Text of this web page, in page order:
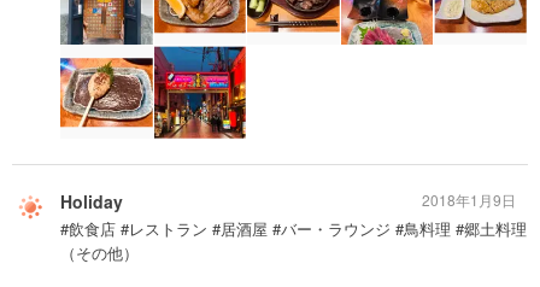
Holiday
#飲食店 #レストラン #居酒屋 #バー・ラウンジ #鳥料理 #郷土料理
（その他）
2018年1月9日